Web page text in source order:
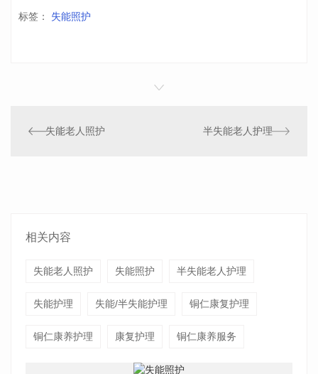
标签： 失能照护
失能老人照护 半失能老人护理
相关内容
失能老人照护 失能照护 半失能老人护理
失能护理 失能/半失能护理 铜仁康复护理
铜仁康养护理 康复护理 铜仁康养服务